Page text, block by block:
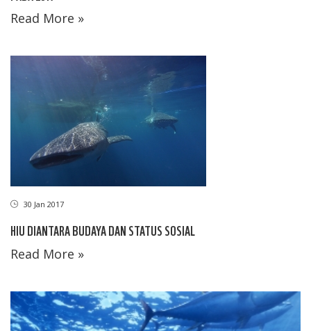
Read More »
30 Jan 2017
HIU DIANTARA BUDAYA DAN STATUS SOSIAL
Read More »